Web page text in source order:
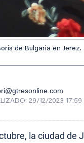
de Bulgaria en Jerez.
29/12/2023 17:59
la ciudad de